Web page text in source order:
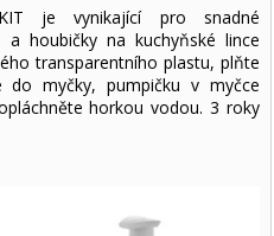
je vynikající pro snadné
houbičky na kuchyňské lince
transparentního plastu, plňte
myčky, pumpičku v myčce
horkou vodou. 3 roky